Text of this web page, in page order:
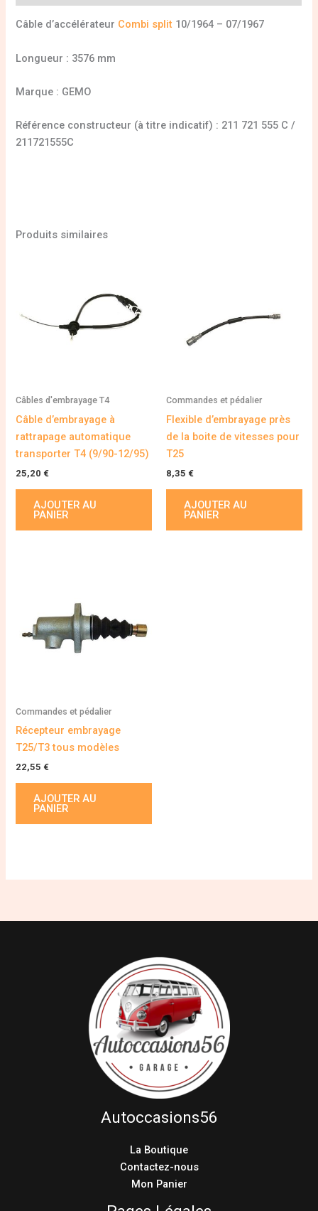
Câble d’accélérateur Combi split 10/1964 – 07/1967
Longueur : 3576 mm
Marque : GEMO
Référence constructeur (à titre indicatif) : 211 721 555 C /
211721555C
Produits similaires
Câbles d'embrayage T4
Câble d’embrayage à
rattrapage automatique
transporter T4 (9/90-12/95)
25,20 €
AJOUTER AU
PANIER
Commandes et pédalier
Flexible d’embrayage près
de la boite de vitesses pour
T25
8,35 €
AJOUTER AU
PANIER
Commandes et pédalier
Récepteur embrayage
T25/T3 tous modèles
22,55 €
AJOUTER AU
PANIER
Autoccasions56
La Boutique
Contactez-nous
Mon Panier